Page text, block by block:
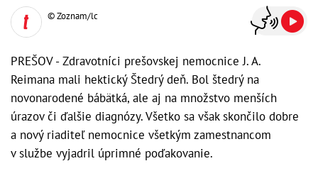
© Zoznam/lc
PREŠOV - Zdravotníci prešovskej nemocnice J. A.
Reimana mali hektický Štedrý deň. Bol štedrý na
novonarodené bábätká, ale aj na množstvo menších
úrazov či ďalšie diagnózy. Všetko sa však skončilo dobre
a nový riaditeľ nemocnice všetkým zamestnancom
v službe vyjadril úprimné poďakovanie.